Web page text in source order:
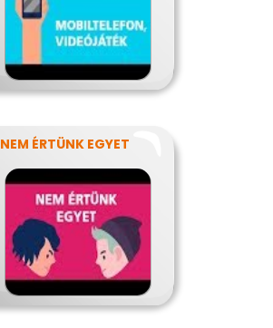
NEM ÉRTÜNK EGYET